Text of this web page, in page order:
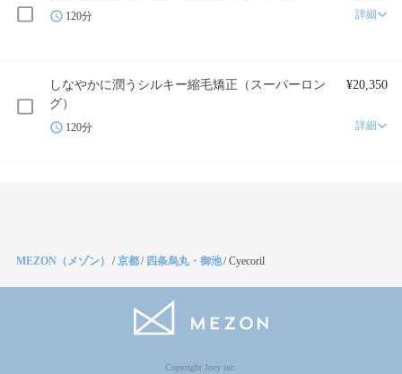
120分 詳細
しなやかに潤うシルキー縮毛矯正（スーパーロン
グ）
¥20,350
120分 詳細
MEZON（メゾン） /京都/ 四条烏丸・御池/Cyecoril
Copyright Jocy inc.